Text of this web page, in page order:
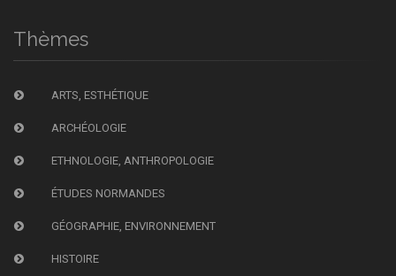
Thèmes
ARTS, ESTHÉTIQUE
ARCHÉOLOGIE
ETHNOLOGIE, ANTHROPOLOGIE
ÉTUDES NORMANDES
GÉOGRAPHIE, ENVIRONNEMENT
HISTOIRE